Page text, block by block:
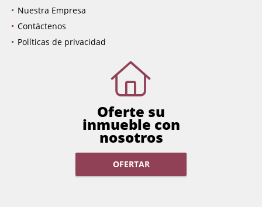
Novedades
Nuestra Empresa
Contáctenos
Oferte su
inmueble con
nosotros
OFERTAR